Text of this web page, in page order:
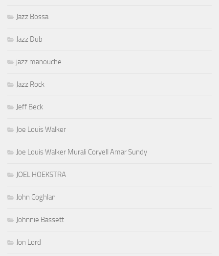
Jazz Bossa
Jazz Dub
jazz manouche
Jazz Rock
Jeff Beck
Joe Louis Walker
Joe Louis Walker Murali Coryell Amar Sundy
JOEL HOEKSTRA
John Coghlan
Johnnie Bassett
Jon Lord